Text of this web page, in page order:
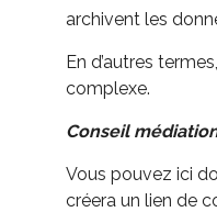
archivent les
En d’autres
complexe.
Conseil
Vous pouvez ici
créera un lien de